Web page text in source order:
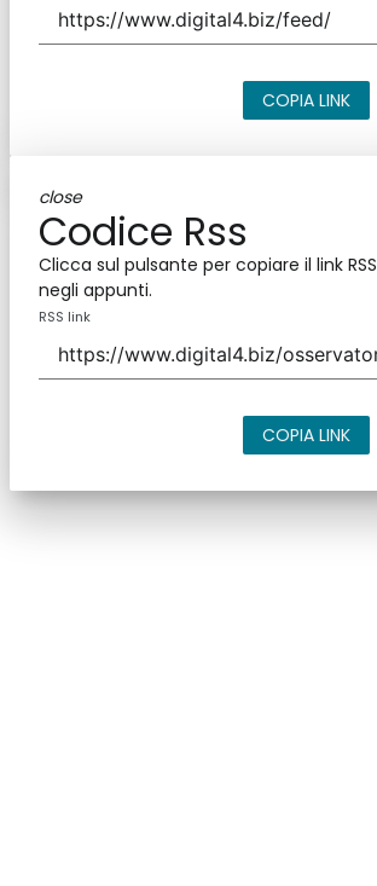
COPIA LINK
close
Codice Rss
Clicca sul pulsante per copiare il link RSS
negli appunti.
RSS link
COPIA LINK